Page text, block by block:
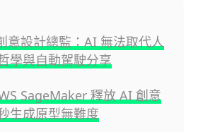
意設計總監：AI 無法取代人
與自動駕駛分享
SageMaker 釋放 AI 創意
生成原型無難度